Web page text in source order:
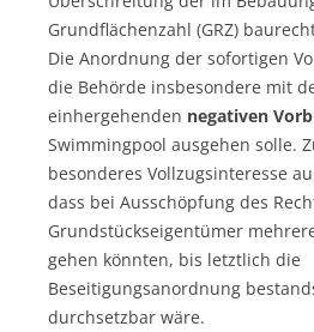
Grundflächenzahl (GRZ)
Die Anordnung der sofortigen
die Behörde insbesondere mit
einhergehenden negativen
Swimmingpool ausgehen solle.
besonderes Vollzugsinteresse
dass bei Ausschöpfung des
Grundstückseigentümer
gehen könnten, bis letztlich die
Beseitigungsanordnung
durchsetzbar wäre.